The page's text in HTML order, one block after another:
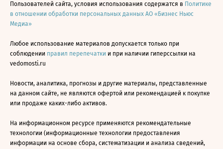
Пользователей сайта, условия использования содержатся в Политике
в отношении обработки персональных данных АО «Бизнес Ньюс
Медиа»
Любое использование материалов допускается только при
соблюдении правил перепечатки и при наличии гиперссылки на
vedomosti.ru
Новости, аналитика, прогнозы и другие материалы, представленные
на данном сайте, не являются офертой или рекомендацией к покупке
или продаже каких-либо активов.
На информационном ресурсе применяются рекомендательные
технологии (информационные технологии предоставления
информации на основе сбора, систематизации и анализа сведений,